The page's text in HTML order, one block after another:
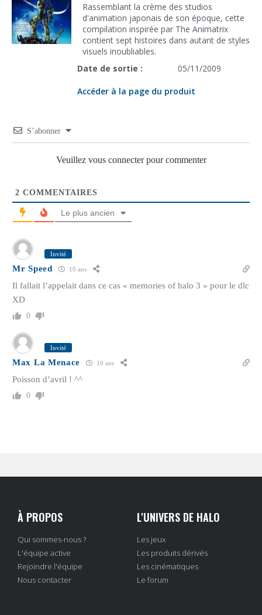
Rassemblant la crème des studios
d'animation japonais de son époque, cette
compilation inspirée par The Animatrix
contient sept histoires dans autant de styles
visuels inoubliables.
Date de sortie :
05/11/2009
Accéder à la page du produit
S’abonner
Veuillez vous connecter pour commenter
2 COMMENTAIRES
Le plus ancien
Invité
Mr Speed 10 ans
Il fallait l’appelait dans ce cas « memories of halo 3 » pour le dlc
XD
0
Invité
Max La Menace 10 ans
Poisson d’avril ! ^^
0
À PROPOS
Qui sommes-nous ?
L'équipe active
Rejoindre l'équipe
Nous contacter
L'UNIVERS DE HALO
Les jeux
Les produits dérivés
Les cinématiques
Le forum